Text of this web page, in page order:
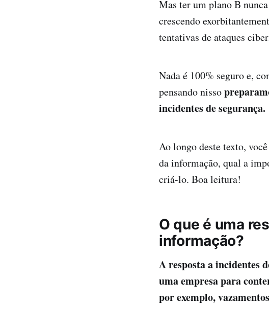
Mas ter um plano B
crescendo
tentativas de ataques
Nada é 100% seguro e,
pensando nisso
incidentes de segurança.
Ao longo deste texto,
da informação, qual a
criá-lo. Boa leitura!
O que é uma
informação?
A resposta a incidentes
uma empresa para
por exemplo,